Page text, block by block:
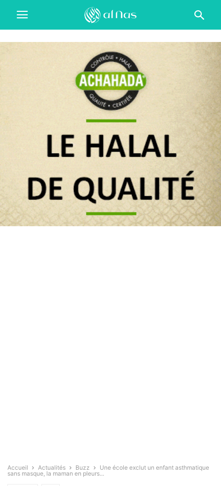
Accueil Actualités Buzz
Une école exclut un enfant asthmatique
sans masque, la maman en pleurs...